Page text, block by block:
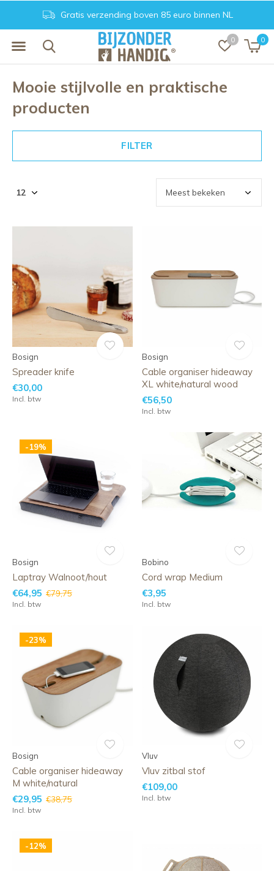
0 0
Gratis verzending boven 85 euro binnen NL
Mooie stijlvolle en praktische
producten
FILTER
Bosign
Spreader knife
€30,00
Incl. btw
Bosign
Cable organiser hideaway
XL white/natural wood
€56,50
Incl. btw
-19%
Bosign
Laptray Walnoot/hout
€64,95 €79,75
Incl. btw
Bobino
Cord wrap Medium
€3,95
Incl. btw
-23%
Bosign
Cable organiser hideaway
M white/natural
€29,95 €38,75
Incl. btw
Vluv
Vluv zitbal stof
€109,00
Incl. btw
-12%